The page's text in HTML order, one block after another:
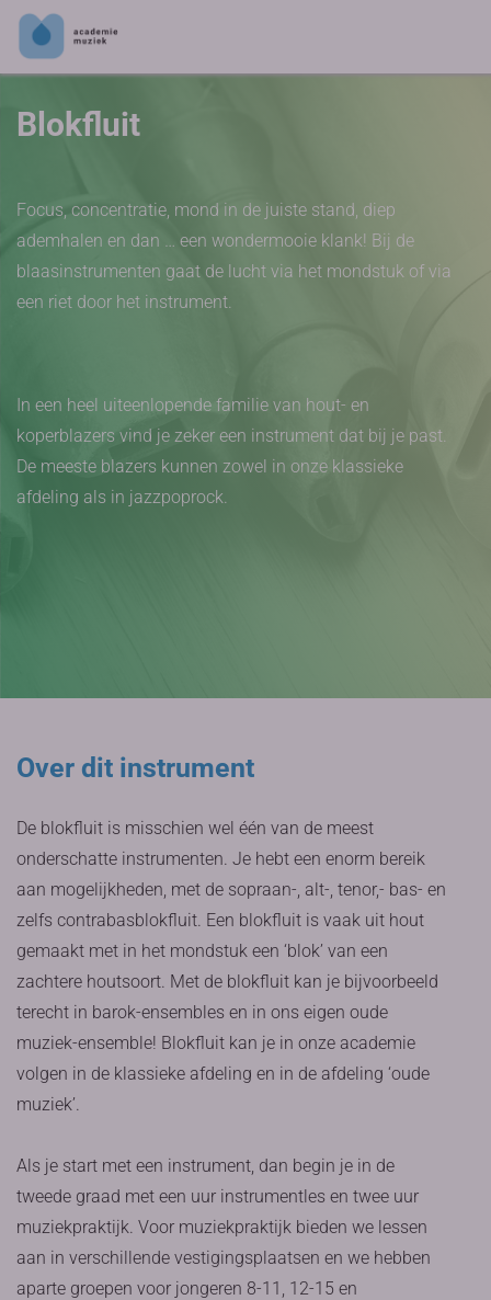
Blokfluit
Focus, concentratie, mond in de juiste stand, diep
ademhalen en dan … een wondermooie klank! Bij de
blaasinstrumenten gaat de lucht via het mondstuk of via
een riet door het instrument.
In een heel uiteenlopende familie van hout- en
koperblazers vind je zeker een instrument dat bij je past.
De meeste blazers kunnen zowel in onze klassieke
afdeling als in jazzpoprock.
Over dit instrument
De blokfluit is misschien wel één van de meest
onderschatte instrumenten. Je hebt een enorm bereik
aan mogelijkheden, met de sopraan-, alt-, tenor,- bas- en
zelfs contrabasblokfluit. Een blokfluit is vaak uit hout
gemaakt met in het mondstuk een ‘blok’ van een
zachtere houtsoort. Met de blokfluit kan je bijvoorbeeld
terecht in barok-ensembles en in ons eigen oude
muziek-ensemble! Blokfluit kan je in onze academie
volgen in de klassieke afdeling en in de afdeling ‘oude
muziek’.
Als je start met een instrument, dan begin je in de
tweede graad met een uur instrumentles en twee uur
muziekpraktijk. Voor muziekpraktijk bieden we lessen
aan in verschillende vestigingsplaatsen en we hebben
aparte groepen voor jongeren 8-11, 12-15 en